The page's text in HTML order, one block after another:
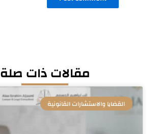
مقالات ذات صلة
القضايا والاستشارات القانونية